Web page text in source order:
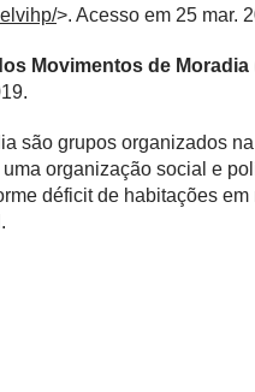
>. Acesso em 25 mar.
Movimentos de Moradia
são grupos organizados
organização social e
déficit de habitações